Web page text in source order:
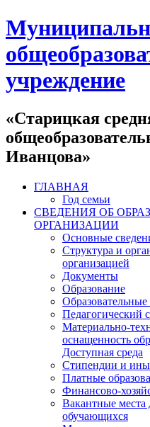
учреждение
«Старицкая
Иванцова»
ГЛАВНАЯ
Год семьи
СВЕДЕНИЯ ОБ
ОРГАНИЗАЦИИ
Основные
Структура и
организацией
Документы
Образование
Педагогический
Материально-
оснащенность
Доступная среда
Стипендии и
Платные
Финансово-
Вакантные места
обучающихся